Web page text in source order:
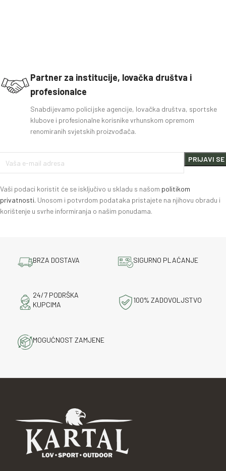
Partner za institucije, lovačka društva i
profesionalce
Snabdijevamo policijske agencije, lovačka društva, sportske
klubove i profesionalne korisnike vrhunskom opremom
renomiranih svjetskih proizvođača.
Vaši podaci koristit će se isključivo u skladu s našom politikom
privatnosti. Unosom i potvrdom podataka pristajete na njihovu obradu i
korištenje u svrhe informiranja o našim ponudama.
BRZA DOSTAVA SIGURNO PLAĆANJE
24/7 PODRŠKA
KUPCIMA
100% ZADOVOLJSTVO
MOGUĆNOST ZAMJENE